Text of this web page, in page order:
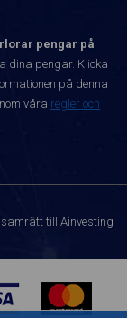
pengar på
dina pengar. Klicka
på denna
våra regler och
till Ainvesting